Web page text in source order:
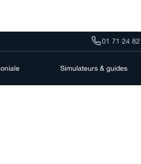
01 71 24 82
Simulateurs & guides